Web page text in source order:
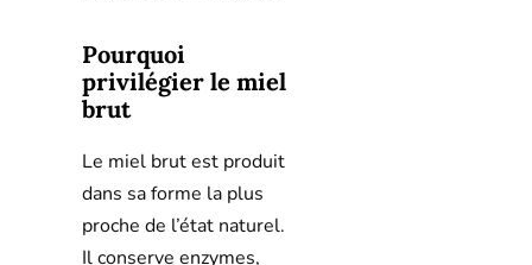
Pourquoi
privilégier le miel
brut
Le miel brut est produit
dans sa forme la plus
proche de l’état naturel.
Il conserve enzymes,